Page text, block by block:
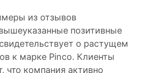
из отзывов
позитивные
о растущем
к марке Pinco. Клиенты
что компания активно